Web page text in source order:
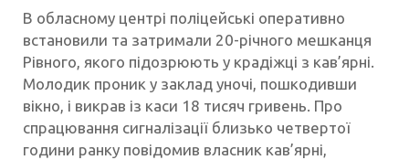
В обласному центрі поліцейські оперативно
встановили та затримали 20-річного мешканця
Рівного, якого підозрюють у крадіжці з кав’ярні.
Молодик проник у заклад уночі, пошкодивши
вікно, і викрав із каси 18 тисяч гривень. Про
спрацювання сигналізації близько четвертої
години ранку повідомив власник кав’ярні,